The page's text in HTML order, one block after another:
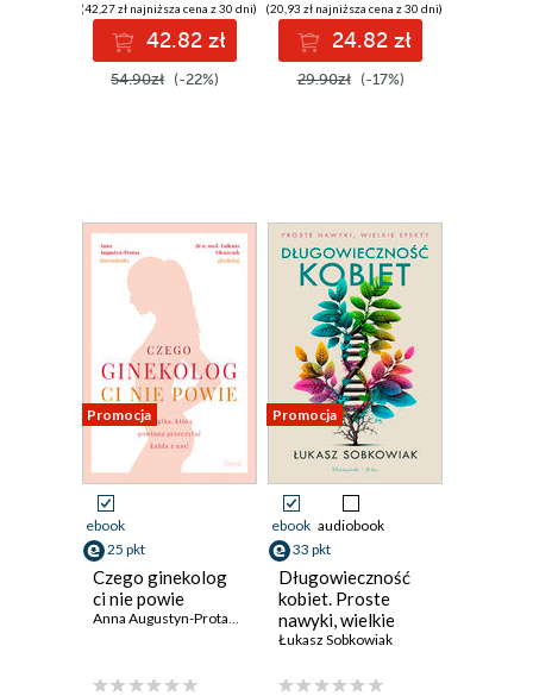
(42,27 zł najniższa cena z 30 dni)
42.82 zł
54.90zł (-22%)
(20,93 zł najniższa cena z 30 dni)
24.82 zł
29.90zł (-17%)
Promocja
ebook
25 pkt
Czego ginekolog
ci nie powie
Anna Augustyn-Protas, Tadeusz Oleszczuk
Promocja
ebook audiobook
33 pkt
Długowieczność
kobiet. Proste
nawyki, wielkie
efekty
Łukasz Sobkowiak